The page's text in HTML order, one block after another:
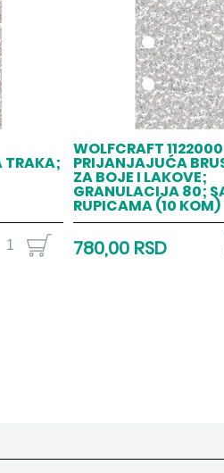
TRAKA;
WOLFCRAFT 1122000
PRIJANJAJUĆA
ZA BOJE I LAKOVE;
GRANULACIJA 80;
RUPICAMA (10 KOM)
780,00 RSD